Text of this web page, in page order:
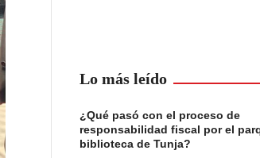
Lo más leído
¿Qué pasó con el proceso de
responsabilidad fiscal por el
biblioteca de Tunja?